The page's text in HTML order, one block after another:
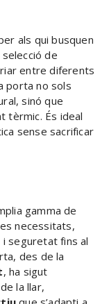
als qui busquen
de
entre diferents
porta no sols
sinó que
tèrmic. És ideal
sense sacrificar
gamma de
necessitats,
i seguretat fins al
des de la
, ha sigut
la llar,